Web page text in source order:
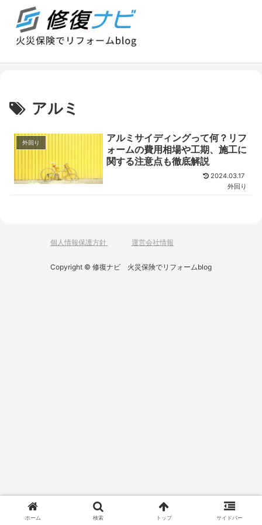
アルミ
外回り
アルミサイディングって何？リフ
ォームの費用相場や工期、施工に
関する注意点も徹底解説
2024.03.17
外回り
ホーム 検索 トップ サイドバー
個人情報保護方針 運営会社情報
Copyright © 修復ナビ 火災保険でリフォームblog